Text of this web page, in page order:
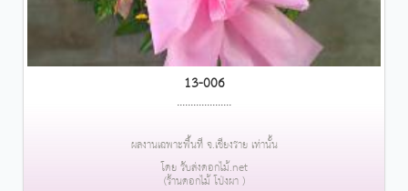
13-006
....................
ผลงานเฉพาะพื้นที่ จ.เชียงราย เท่านั้น
โดย รับส่งดอกไม้.net
(ร้านดอกไม้ โป่งผา )